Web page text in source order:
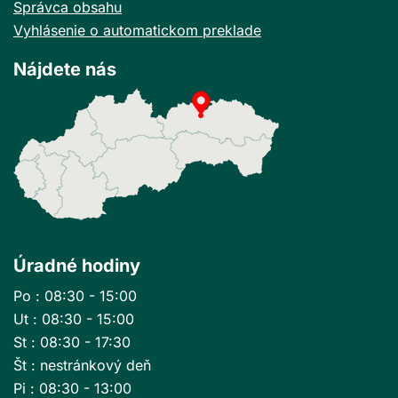
Správca obsahu
Vyhlásenie o automatickom preklade
Nájdete nás
Úradné hodiny
Po : 08:30 - 15:00
Ut : 08:30 - 15:00
St : 08:30 - 17:30
Št : nestránkový deň
Pi : 08:30 - 13:00